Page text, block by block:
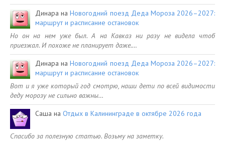
Динара наНовогодний поезд Деда Мороза 2026–2027:
маршрут и расписание остановок
Но он на нем уже был. А на Кавказ ни разу не видела чтоб
приезжал. И похоже не планирует даже.…
Динара наНовогодний поезд Деда Мороза 2026–2027:
маршрут и расписание остановок
Вот и я уже который год смотрю, наши дети по всей видимости
деду морозу не сильно важны…
Саша на Отдых в Калининграде в октябре 2026 года
Спасибо за полезную статью. Возьму на заметку.